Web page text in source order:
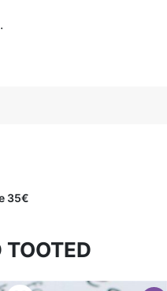
35€
TOOTED